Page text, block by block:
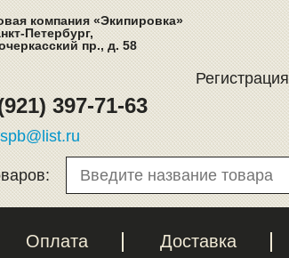
компания «Экипировка»
Петербург,
пр., д. 58
397-71-63
Регистрация
Оплата Доставка